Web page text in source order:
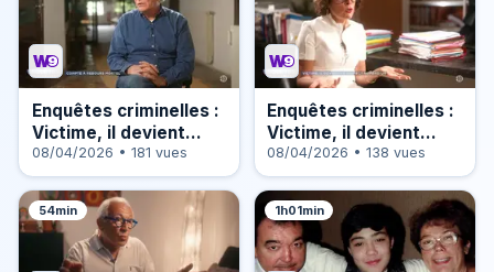
Enquêtes criminelles :
Victime, il devient
suspect n°1 (2/2)
08/04/2026 • 181 vues
Enquêtes criminelles :
Victime, il devient
suspect n°1 (1/2)
08/04/2026 • 138 vues
54min 1h01min